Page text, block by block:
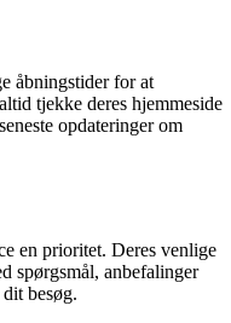
åbningstider for at
tjekke deres hjemmeside
opdateringer om
en prioritet. Deres venlige
spørgsmål, anbefalinger
besøg.